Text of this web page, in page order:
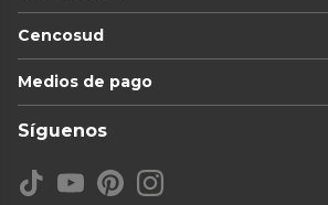
Cencosud
Medios de pago
Síguenos